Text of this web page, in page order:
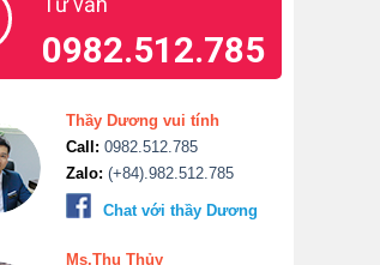
0982.512.785
Thầy Dương vui tính
Call: 0982.512.785
Zalo: (+84).982.512.785
Chat với thầy Dương
Ms.Thu Thủy